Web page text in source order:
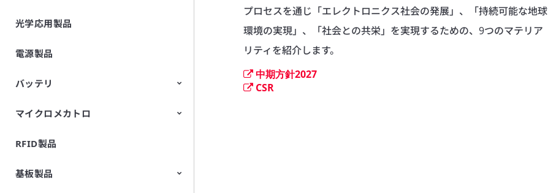
水晶振動子
光学応用製品
電源製品
バッテリ
円筒形リチウムイオン二次電池
FORTELION 24Vバッテリモジュ
マイクロメカトロ
マイクロブロア（エアポンプ）
RFID製品
基板製品
プロセスを通じ「エレクトロニクス社会の発展」、「持続可能な地球
環境の実現」、「社会との共栄」を実現するための、9つのマテリア
リティを紹介します。
中期方針2027
CSR